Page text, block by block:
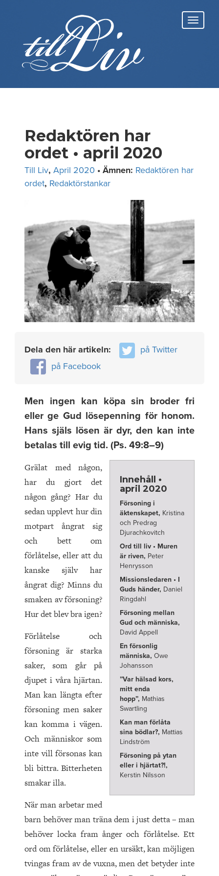
Redaktören har
ordet • april 2020
Till Liv, April 2020 • Ämnen: Redaktören har
ordet, Redaktörstankar
Dela den här artikeln:
på Twitter
på Facebook
Men ingen kan köpa sin broder fri
eller ge Gud lösepenning för honom.
Hans själs lösen är dyr, den kan inte
betalas till evig tid. (Ps. 49:8–9)
Innehåll •
april 2020
Försoning i
äktenskapet, Kristina
och Predrag
Djurachkovitch
Ord till liv • Muren
är riven, Peter
Henrysson
Missionsledaren • I
Guds händer, Daniel
Ringdahl
Försoning mellan
Gud och människa,
David Appell
En försonlig
människa, Owe
Johansson
”Var hälsad kors,
mitt enda
hopp”, Mathias
Swartling
Kan man förlåta
sina bödlar?, Mattias
Lindström
Försoning på ytan
eller i hjärtat?!,
Kerstin Nilsson
Grälat med någon,
har du gjort det
någon gång? Har du
sedan upplevt hur din
motpart ångrat sig
och bett om
förlåtelse, eller att du
kanske själv har
ångrat dig? Minns du
smaken av försoning?
Hur det blev bra igen?
Förlåtelse och
försoning är starka
saker, som går på
djupet i våra hjärtan.
Man kan längta efter
försoning men saker
kan komma i vägen.
Och människor som
inte vill försonas kan
bli bittra. Bitterheten
smakar illa.
När man arbetar med
barn behöver man träna dem i just detta – man
behöver locka fram ånger och förlåtelse. Ett
ord om förlåtelse, eller en ursäkt, kan möjligen
tvingas fram av de vuxna, men det betyder inte